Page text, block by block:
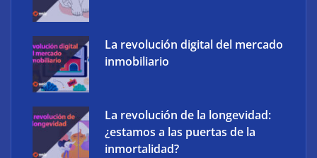
‘Schaeffler Vehicle Lifetime Solutions’ avanza hacia
una mayor eficiencia y una menor complejidad con
su cartera integrada y soluciones inteligentes
La revolución digital del mercado
inmobiliario
La revolución de la longevidad:
¿estamos a las puertas de la
inmortalidad?